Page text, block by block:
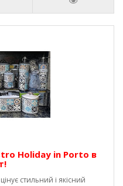
Holiday in Porto в
стильний і якісний